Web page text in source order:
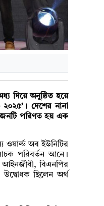
দিয়ে অনুষ্ঠিত হয়ে
২০২৫’। দেশের নানা
পরিণত হয় এক
ওয়ার্ল্ড অব ইউনিটির
পরিবর্তন আনে।
আইনজীবী, বিএনপির
ছিলেন অর্থ